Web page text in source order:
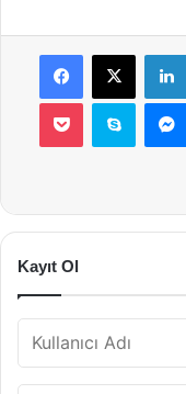
Facebook
X
Pocket Skype
Kayıt Ol